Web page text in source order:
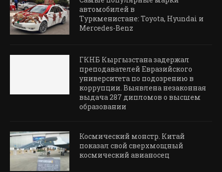
автомобилей в
Туркменистане: Toyota, Hyundai и
Mercedes-Benz
ГКНБ Кыргызстана задержал
преподавателей Евразийского
университета по подозрению в
коррупции. Выявлена незаконная
выдача 287 дипломов о высшем
образовании
Космический монстр. Китай
показал свой сверхмощный
космический авианосец